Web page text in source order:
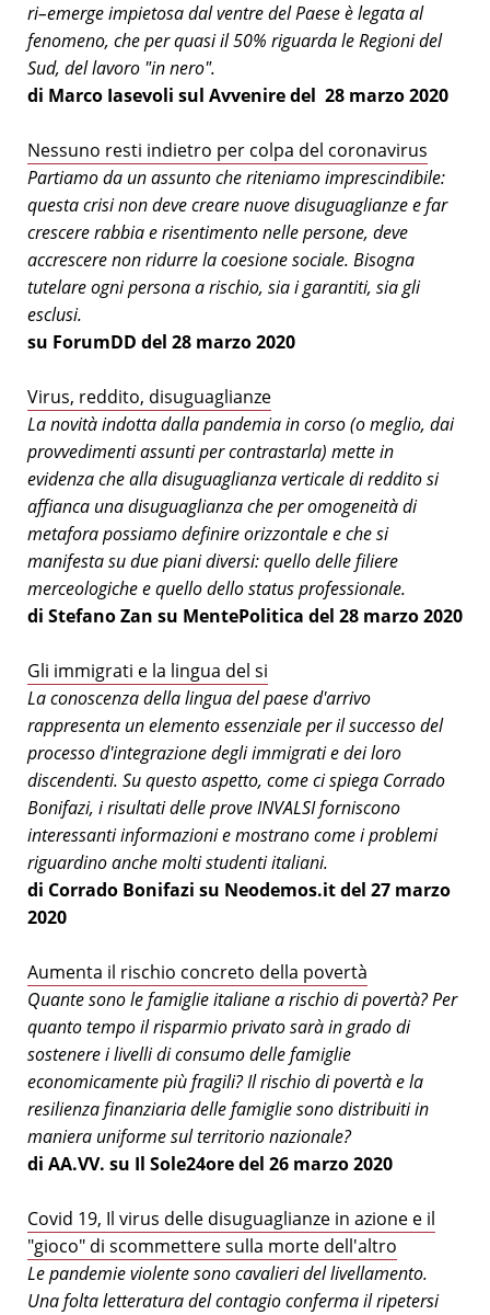
ri–emerge impietosa dal ventre del Paese è legata al
fenomeno, che per quasi il 50% riguarda le Regioni del
Sud, del lavoro "in nero".
di Marco Iasevoli sul Avvenire del 28 marzo 2020
Nessuno resti indietro per colpa del coronavirus
Partiamo da un assunto che riteniamo imprescindibile:
questa crisi non deve creare nuove disuguaglianze e far
crescere rabbia e risentimento nelle persone, deve
accrescere non ridurre la coesione sociale. Bisogna
tutelare ogni persona a rischio, sia i garantiti, sia gli
esclusi.
su ForumDD del 28 marzo 2020
Virus, reddito, disuguaglianze
La novità indotta dalla pandemia in corso (o meglio, dai
provvedimenti assunti per contrastarla) mette in
evidenza che alla disuguaglianza verticale di reddito si
affianca una disuguaglianza che per omogeneità di
metafora possiamo definire orizzontale e che si
manifesta su due piani diversi: quello delle filiere
merceologiche e quello dello status professionale.
di Stefano Zan su MentePolitica del 28 marzo 2020
Gli immigrati e la lingua del si
La conoscenza della lingua del paese d'arrivo
rappresenta un elemento essenziale per il successo del
processo d'integrazione degli immigrati e dei loro
discendenti. Su questo aspetto, come ci spiega Corrado
Bonifazi, i risultati delle prove INVALSI forniscono
interessanti informazioni e mostrano come i problemi
riguardino anche molti studenti italiani.
di Corrado Bonifazi su Neodemos.it del 27 marzo
2020
Aumenta il rischio concreto della povertà
Quante sono le famiglie italiane a rischio di povertà? Per
quanto tempo il risparmio privato sarà in grado di
sostenere i livelli di consumo delle famiglie
economicamente più fragili? Il rischio di povertà e la
resilienza finanziaria delle famiglie sono distribuiti in
maniera uniforme sul territorio nazionale?
di AA.VV. su Il Sole24ore del 26 marzo 2020
Covid 19, Il virus delle disuguaglianze in azione e il
"gioco" di scommettere sulla morte dell'altro
Le pandemie violente sono cavalieri del livellamento.
Una folta letteratura del contagio conferma il ripetersi